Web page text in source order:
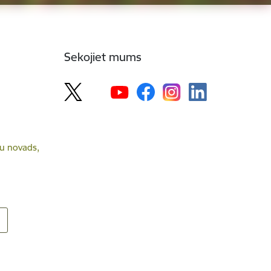
novads,
Sekojiet mums